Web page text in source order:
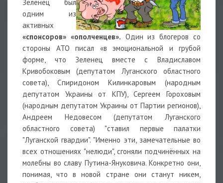
Зеленец был
одним из
активных
«спонсоров» «ополченцев». Один из блогеров со
стороны АТО писал «в эмоциональной и грубой
форме, что Зеленец вместе с Владиславом
Кривобоковым (депутатом Луганского областного
совета), Спиридоном Килинкаровым (народным
депутатом Украины от КПУ), Сергеем Гороховым
(народным депутатом Украины от Партии регионов),
Андреем Недовесом (депутатом Луганского
областного совета) "ставил первые палатки
"Луганской гвардии". "Именно эти, замечательные во
всех отношениях "нелюди", сгоняли подчинённых на
молебны во славу Путина-Януковича. Конкретно они,
понимая, что в новой стране они станут никем,